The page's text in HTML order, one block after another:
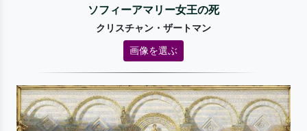
ソフィーアマリー女王の死
クリスチャン・ザートマン
画像を選ぶ